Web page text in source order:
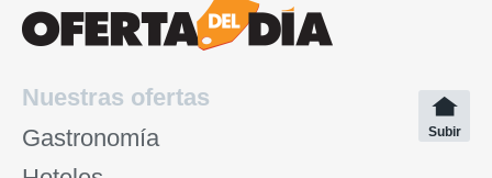
Nuestras ofertas
Gastronomía
Subir